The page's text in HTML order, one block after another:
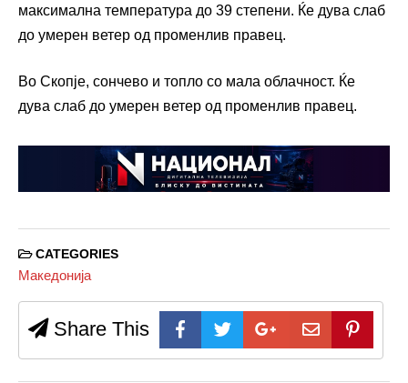
максимална температура до 39 степени. Ќе дува слаб
до умерен ветер од променлив правец.
Во Скопје, сончево и топло со мала облачност. Ќе
дува слаб до умерен ветер од променлив правец.
CATEGORIES
Македонија
Share This